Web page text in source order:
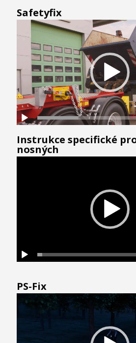
Safetyfix
Instrukce specifické
nosných
PS-Fix